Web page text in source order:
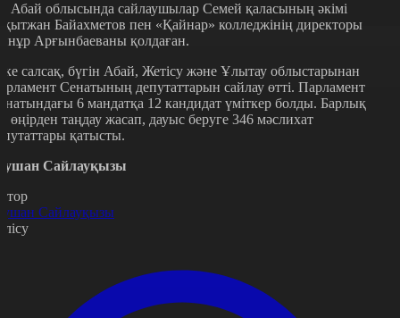
Абай облысында сайлаушылар Семей қаласының әкімі
Байахметов пен «Қайнар» колледжінің директоры
Арғынбаеваны қолдаған.
салсақ, бүгін Абай, Жетісу және Ұлытау облыстарынан
Сенатының депутаттарын сайлау өтті. Парламент
6 мандатқа 12 кандидат үміткер болды. Барлық
өңірден таңдау жасап, дауыс беруге 346 мәслихат
қатысты.
Сайлауқызы
Сайлауқызы